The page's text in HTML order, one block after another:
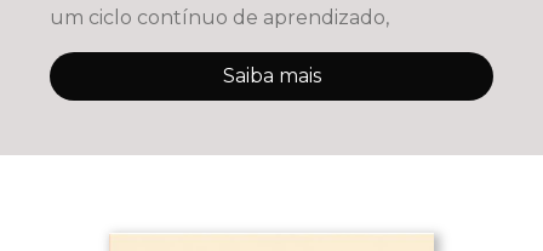
um ciclo contínuo de aprendizado,
Saiba mais